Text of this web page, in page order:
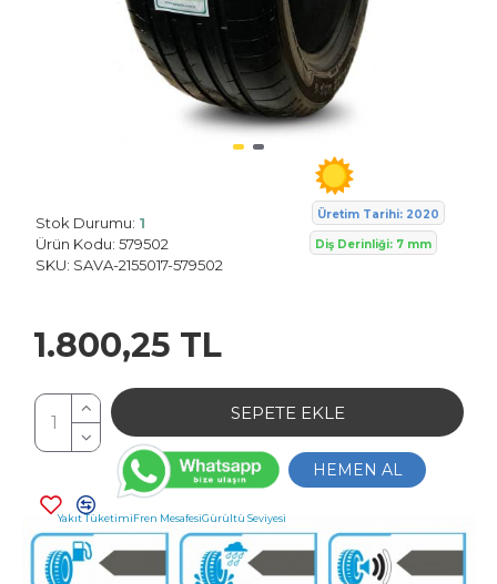
Stok Durumu: 1
Ürün Kodu: 579502
SKU: SAVA-2155017-579502
1.800,25 TL
SEPETE EKLE
HEMEN AL
Üretim Tarihi: 2020
Diş Derinliği: 7 mm
Yakıt TüketimiFren MesafesiGürültü Seviyesi